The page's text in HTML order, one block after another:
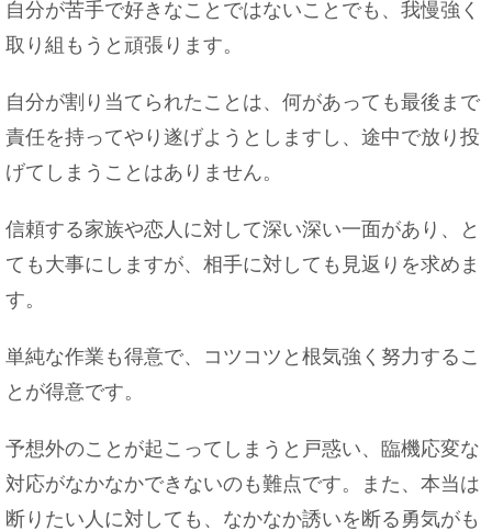
かについて
に誘う方法
猫と人間の赤ちゃんが一緒に暮らす時に注意したい
こと
自分が苦手で好きなことではないことでも、我慢強く
取り組もうと頑張ります。
自分が割り当てられたことは、何があっても最後まで
責任を持ってやり遂げようとしますし、途中で放り投
げてしまうことはありません。
信頼する家族や恋人に対して深い深い一面があり、と
ても大事にしますが、相手に対しても見返りを求めま
す。
単純な作業も得意で、コツコツと根気強く努力するこ
とが得意です。
予想外のことが起こってしまうと戸惑い、臨機応変な
対応がなかなかできないのも難点です。また、本当は
断りたい人に対しても、なかなか誘いを断る勇気がも